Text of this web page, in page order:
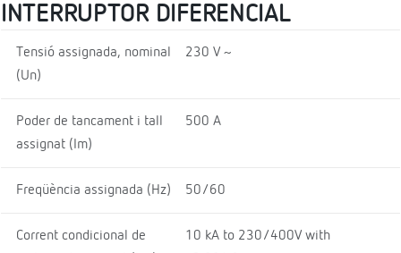
INTERRUPTOR DIFERENCIAL
Tensió assignada, nominal
(Un)
230 V ~
Poder de tancament i tall
assignat (Im)
500 A
Freqüència assignada (Hz) 50/60
Corrent condicional de
10 kA to 230/400V with